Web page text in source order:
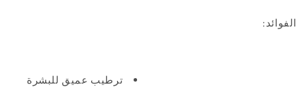
الفوائد:
ترطيب عميق للبشرة